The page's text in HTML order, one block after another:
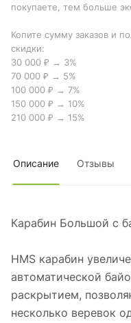
покупаете, тем больше
Копите сумму заказов и
скидки:
30 000 ₽ → 3%
70 000 ₽ → 5%
100 000 ₽ → 7%
150 000 ₽ → 10%
210 000 ₽ → 15%
Описание Отзывы
Карабин Большой с
HMS карабин
автоматической
раскрытием,
несколько веревок